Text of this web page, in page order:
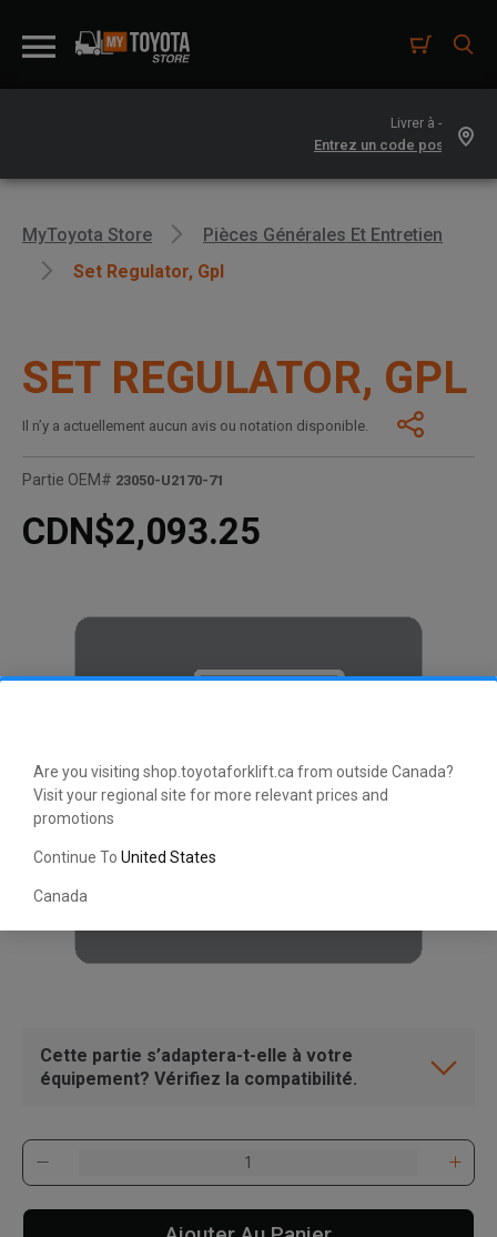
Are you visiting shop.toyotaforklift.ca from outside Canada?
Visit your regional site for more relevant prices and
promotions
Continue To United States
Canada
Livrer à -
MyToyota Store
Pièces Générales Et Entretien
Set Regulator, Gpl
SET REGULATOR, GPL
Il n’y a actuellement aucun avis ou notation disponible.
Partie OEM# 23050-U2170-71
CDN$2,093.25
Cette partie s’adaptera-t-elle à votre
équipement? Vérifiez la compatibilité.